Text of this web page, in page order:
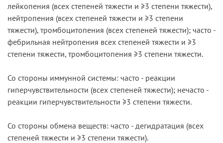
лейкопения (всех степеней тяжести и ≥3 степени тяжести),
нейтропения (всех степеней тяжести и ≥3 степени
тяжести), тромбоцитопения (всех степеней тяжести); часто -
фебрильная нейтропения всех степеней тяжести и ≥3
степени тяжести, тромбоцитопения ≥3 степени тяжести.
Со стороны иммунной системы: часто - реакции
гиперчувствительности (всех степеней тяжести); нечасто -
реакции гиперчувствительности ≥3 степени тяжести.
Со стороны обмена веществ: часто - дегидратация (всех
степеней тяжести и ≥3 степени тяжести).